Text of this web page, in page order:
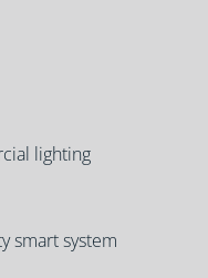
lighting
smart system